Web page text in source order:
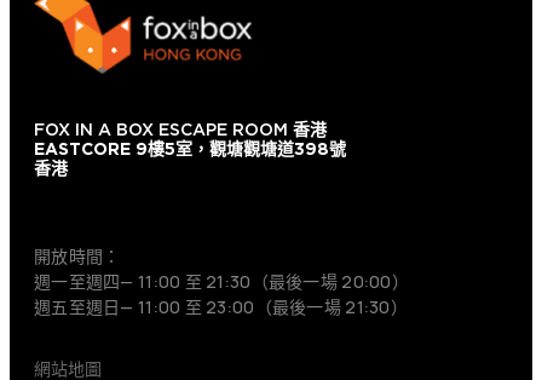
FOX IN A BOX ESCAPE ROOM 香港
EASTCORE 9樓5室，觀塘觀塘道398號
香港
開放時間：
週一至週四— 11:00 至 21:30（最後一場 20:00）
週五至週日— 11:00 至 23:00（最後一場 21:30）
網站地圖